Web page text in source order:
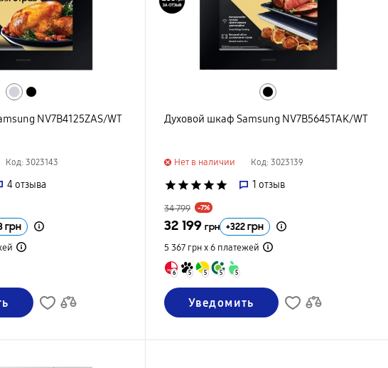
NV7B4125ZAS/WT
Код: 3023143
4отзыва
грн
Духовой шкаф Samsung NV7B5645TAK/WT
Нет в наличии Код: 3023139
star star star star star 1 отзыв
34 799 -7%
32 199 грн +322грн
5 367 грн х 6 платежей
6 5 5 5 5
Уведомить